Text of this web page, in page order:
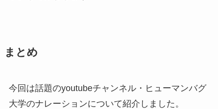
まとめ
今回は話題のyoutubeチャンネル・ヒューマンバグ
大学のナレーションについて紹介しました。